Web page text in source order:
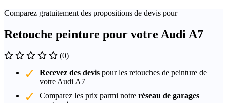
Comparez gratuitement des propositions de devis pour
Retouche peinture pour votre Audi A7
(0)
Recevez des devis pour les retouches de peinture de
votre Audi A7
Comparez les prix parmi notre réseau de garages